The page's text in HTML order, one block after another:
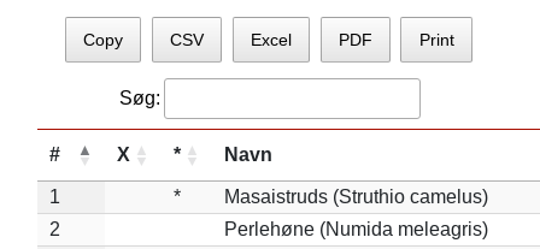
Copy CSV Excel PDF Print
Søg:
# X * Navn
1 *
Masaistruds (Struthio camelus)
2
Perlehøne (Numida meleagris)